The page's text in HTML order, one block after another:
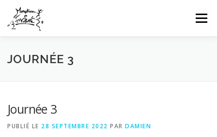
contenu
Menu
HOME
CONTACT CONNEXION
JOURNÉE 3
Journée 3
PUBLIÉ LE 28 SEPTEMBRE 2022 PAR DAMIEN